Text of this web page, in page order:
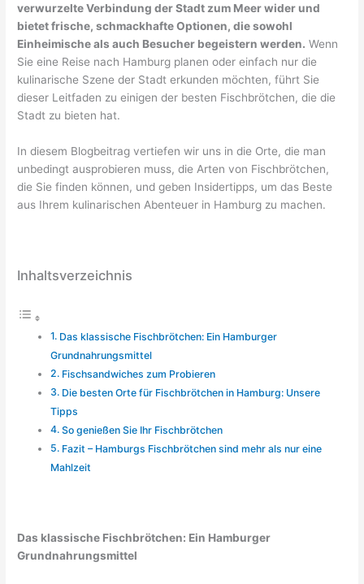
verwurzelte Verbindung der Stadt zum Meer wider und
bietet frische, schmackhafte Optionen, die sowohl
Einheimische als auch Besucher begeistern werden. Wenn
Sie eine Reise nach Hamburg planen oder einfach nur die
kulinarische Szene der Stadt erkunden möchten, führt Sie
dieser Leitfaden zu einigen der besten Fischbrötchen, die die
Stadt zu bieten hat.
In diesem Blogbeitrag vertiefen wir uns in die Orte, die man
unbedingt ausprobieren muss, die Arten von Fischbrötchen,
die Sie finden können, und geben Insidertipps, um das Beste
aus Ihrem kulinarischen Abenteuer in Hamburg zu machen.
Inhaltsverzeichnis
Das klassische Fischbrötchen: Ein Hamburger
Grundnahrungsmittel
Fischsandwiches zum Probieren
Die besten Orte für Fischbrötchen in Hamburg: Unsere
Tipps
So genießen Sie Ihr Fischbrötchen
Fazit – Hamburgs Fischbrötchen sind mehr als nur eine
Mahlzeit
Das klassische Fischbrötchen: Ein Hamburger
Grundnahrungsmittel